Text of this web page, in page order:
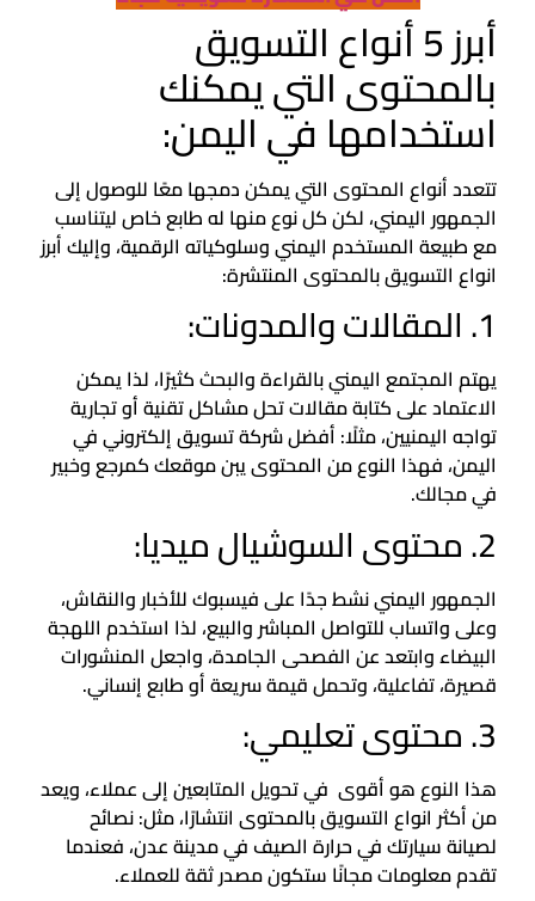
أبرز 5 أنواع التسويق
بالمحتوى التي يمكنك
استخدامها في اليمن:
تتعدد أنواع المحتوى التي يمكن دمجها معًا للوصول إلى
الجمهور اليمني، لكن كل نوع منها له طابع خاص ليتناسب
مع طبيعة المستخدم اليمني وسلوكياته الرقمية، وإليك أبرز
انواع التسويق بالمحتوى المنتشرة:
1. المقالات والمدونات:
يهتم المجتمع اليمني بالقراءة والبحث كثيرًا، لذا يمكن
الاعتماد على كتابة مقالات تحل مشاكل تقنية أو تجارية
تواجه اليمنيين، مثلًا: أفضل شركة تسويق إلكتروني في
اليمن، فهذا النوع من المحتوى يبن موقعك كمرجع وخبير
في مجالك.
2. محتوى السوشيال ميديا:
الجمهور اليمني نشط جدًا على فيسبوك للأخبار والنقاش،
وعلى واتساب للتواصل المباشر والبيع، لذا استخدم اللهجة
البيضاء وابتعد عن الفصحى الجامدة، واجعل المنشورات
قصيرة، تفاعلية، وتحمل قيمة سريعة أو طابع إنساني.
3. محتوى تعليمي:
هذا النوع هو أقوى في تحويل المتابعين إلى عملاء، ويعد
من أكثر انواع التسويق بالمحتوى انتشارًا، مثل: نصائح
لصيانة سيارتك في حرارة الصيف في مدينة عدن، فعندما
تقدم معلومات مجانًا ستكون مصدر ثقة للعملاء.